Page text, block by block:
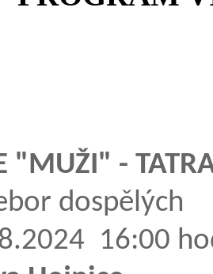
"MUŽI" -
dospělých
16:00